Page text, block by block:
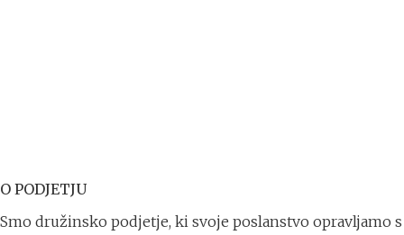
O PODJETJU
Smo družinsko podjetje, ki svoje poslanstvo opravljamo s